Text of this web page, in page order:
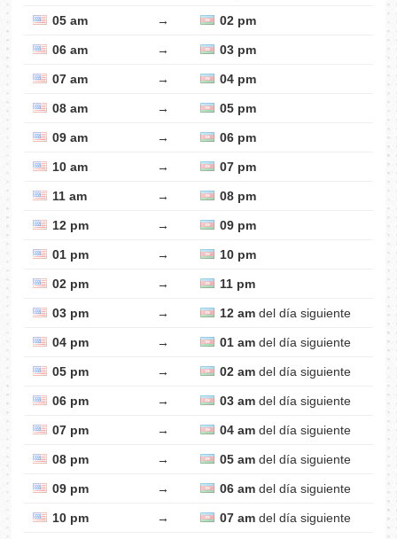
05 am → 02 pm
06 am → 03 pm
07 am → 04 pm
08 am → 05 pm
09 am → 06 pm
10 am → 07 pm
11 am → 08 pm
12 pm → 09 pm
01 pm → 10 pm
02 pm → 11 pm
03 pm → 12 am del día siguiente
04 pm → 01 am del día siguiente
05 pm → 02 am del día siguiente
06 pm → 03 am del día siguiente
07 pm → 04 am del día siguiente
08 pm → 05 am del día siguiente
09 pm → 06 am del día siguiente
10 pm → 07 am del día siguiente